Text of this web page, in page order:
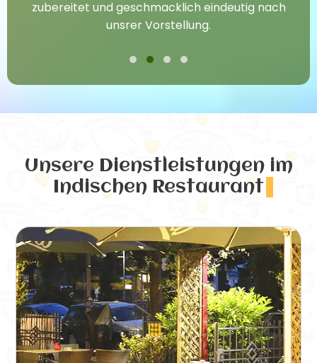
zubereitet und geschmacklich eindeutig nach
unsrer Vorstellung.
Unsere Dienstleistungen im
Indischen Restaurant